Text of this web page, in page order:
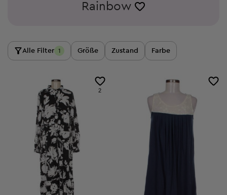
Rainbow
Alle Filter 1 Größe Zustand Farbe
2